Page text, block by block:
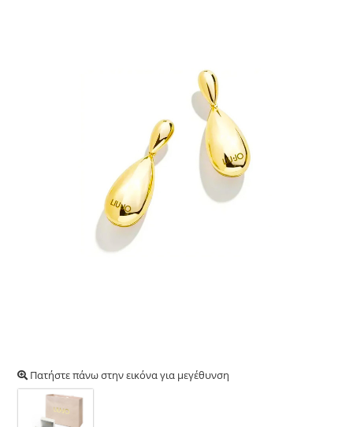
Πατήστε πάνω στην εικόνα για μεγέθυνση